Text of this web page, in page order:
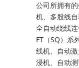
公司所拥有
机、多股线
全自动绕线
FT（SQ）系
线机、自动
浸机、自动